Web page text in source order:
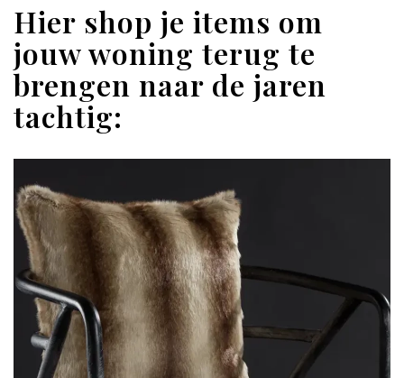
Hier shop je items om
jouw woning terug te
brengen naar de jaren
tachtig: